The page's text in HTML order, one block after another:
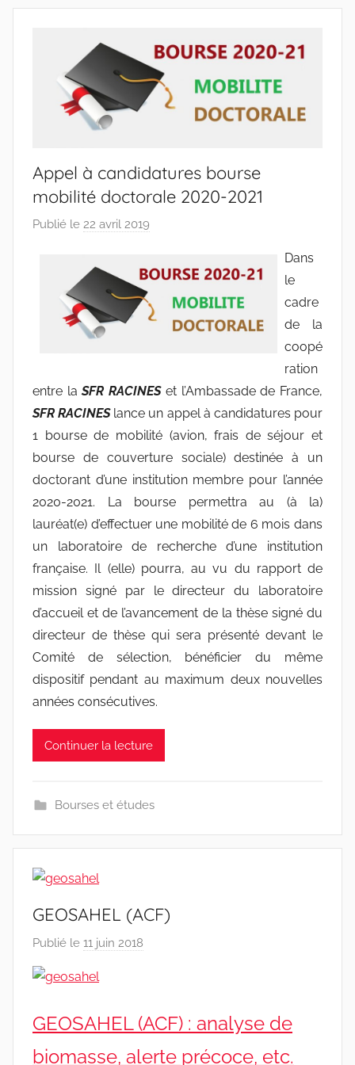
Appel à candidatures bourse
mobilité doctorale 2020-2021
Publié le 22 avril 2019
r
a
e
s
-
w
p
Dans
le
cadre
de la
coopé
ration
entre la SFR RACINESet l’Ambassade de France,
SFR RACINESlance un appel à candidatures pour
1 bourse de mobilité (avion, frais de séjour et
bourse de couverture sociale) destinée à un
doctorant d’une institution membre pour l’année
2020-2021. La bourse permettra au (à la)
lauréat(e) d’effectuer une mobilité de 6 mois dans
un laboratoire de recherche d’une institution
française. Il (elle) pourra, au vu du rapport de
mission signé par le directeur du laboratoire
d’accueil et de l’avancement de la thèse signé du
directeur de thèse qui sera présenté devant le
Comité de sélection, bénéficier du même
dispositif pendant au maximum deux nouvelles
années consécutives.
Continuer la lecture
Bourses et études
GEOSAHEL (ACF)
Publié le 11 juin 2018
a
GEOSAHEL (ACF) : analyse de
biomasse, alerte précoce, etc.